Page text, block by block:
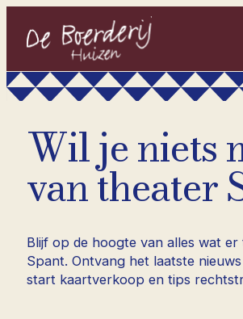
- Home pagina
Wil je niets
van theater
Blijf op de hoogte van alles wat
Spant. Ontvang het laatste
start kaartverkoop en tips